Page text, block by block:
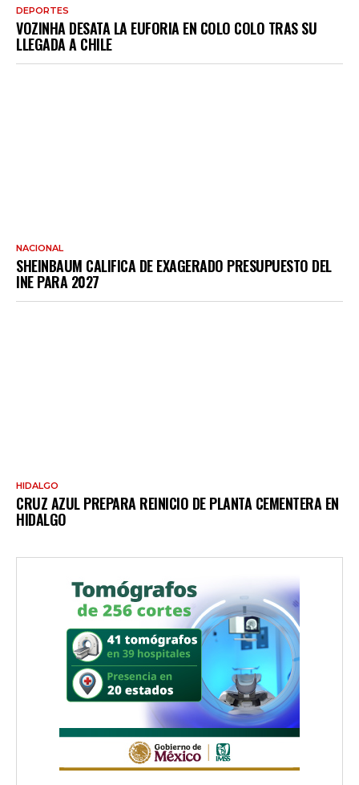
DEPORTES
VOZINHA DESATA LA EUFORIA EN COLO COLO TRAS SU
LLEGADA A CHILE
NACIONAL
SHEINBAUM CALIFICA DE EXAGERADO PRESUPUESTO DEL
INE PARA 2027
HIDALGO
CRUZ AZUL PREPARA REINICIO DE PLANTA CEMENTERA EN
HIDALGO